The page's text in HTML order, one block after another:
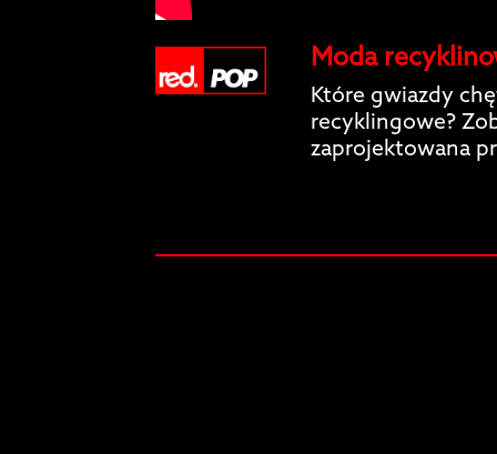
Moda
Które gwiazdy
recyklingowe?
zaprojektowana